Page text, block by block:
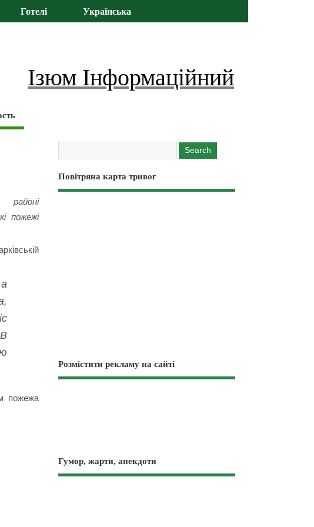
Готелі Українська
Ізюм Інформаційний
районі
пожежі
пожежа
Повітряна карта тривог
Розмістити рекламу на сайті
Гумор, жарти, анекдоти